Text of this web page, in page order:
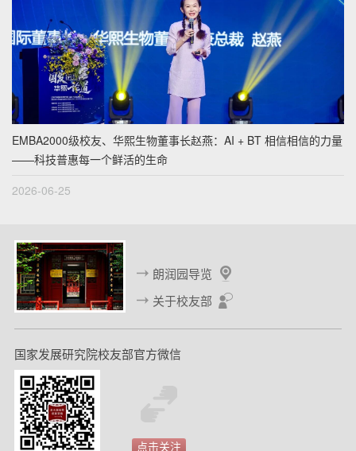
EMBA2000级校友、华熙生物董事长赵燕：AI + BT 相信相信的力量
——科技普惠每一个鲜活的生命
2026-06-25
朗润园导览
关于校友部
国家发展研究院校友部官方微信
点击关注